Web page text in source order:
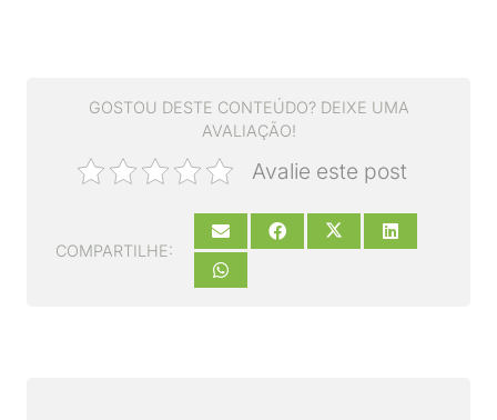
GOSTOU DESTE CONTEÚDO? DEIXE UMA
AVALIAÇÃO!
Avalie este post
COMPARTILHE: